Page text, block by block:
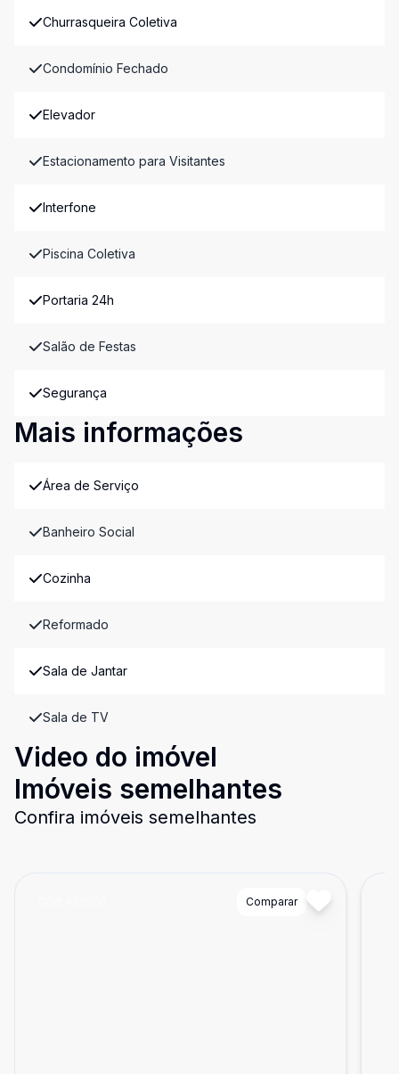
Churrasqueira Coletiva
Condomínio Fechado
Elevador
Estacionamento para Visitantes
Interfone
Piscina Coletiva
Portaria 24h
Salão de Festas
Segurança
Mais informações
Área de Serviço
Banheiro Social
Cozinha
Reformado
Sala de Jantar
Sala de TV
Video do imóvel
Imóveis semelhantes
Confira imóveis semelhantes
Comparar